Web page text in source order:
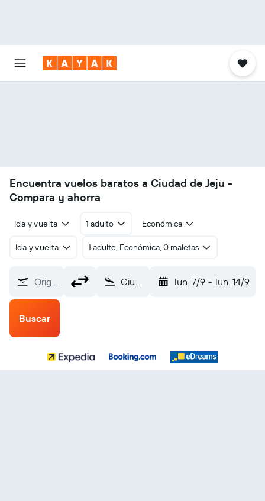
Encuentra vuelos baratos a Ciudad de Jeju -
Compara y ahorra
Ida y vuelta 1 adulto Económica
Ida y vuelta 1 adulto, Económica, 0 maletas
Origen Ciudad de Jeju (CJU) lun. 7/9 - lun. 14/9
Buscar